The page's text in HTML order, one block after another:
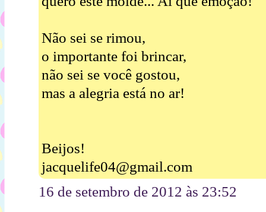
Não sei se rimou,
o importante foi brincar,
não sei se você gostou,
mas a alegria está no ar!
Beijos!
jacquelife04@gmail.com
16 de setembro de 2012 às 23:52